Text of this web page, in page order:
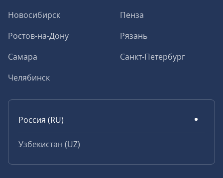
Новосибирск
Пенза
Ростов-на-Дону
Рязань
Самара
Санкт-Петербург
Челябинск
Россия (RU)
Узбекистан (UZ)